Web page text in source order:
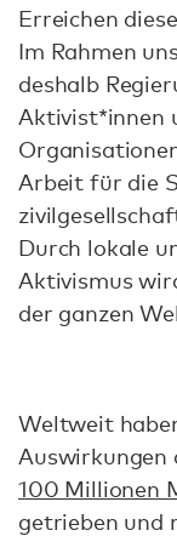
Erreichen
Im Rahmen
deshalb
Aktivist*innen
Arbeit für die
Durch lokale
Aktivismus
der ganzen
Weltweit
Auswirkungen
100 Millionen
getrieben und